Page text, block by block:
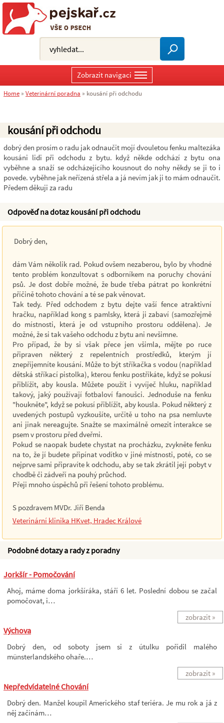
kousání při odchodu
dobrý den prosím o radu jak odnaučit mojí dvouletou fenku maltezáka
kousáni lidi při odchodu z bytu. když někde odchází z bytu ona
vyběhne a snaží se odcházejícího kousnout do nohy někdy se ji to i
povede. vyběhne jak neřízená střela a já nevím jak ji to mám odnaučit.
Předem děkuji za radu
Odpověď na dotaz kousání při odchodu
Dobrý den,
dám Vám několik rad. Pokud ovšem nezaberou, bylo by vhodné
tento problém konzultovat s odborníkem na poruchy chování
psů. Je dost dobře možné, že bude třeba pátrat po konkrétní
příčině tohoto chování a té se pak věnovat.
Tak tedy. Před odchodem z bytu dejte vaší fence atraktivní
hračku, například kong s pamlsky, která ji zabaví (samozřejmě
do místnosti, která je od vstupního prostoru oddělena). Je
možné, že si tak vašeho odchodu z bytu ani nevšimne.
Pro případ, že by si však přece jen všimla, mějte po ruce
připraven některý z repelentních prostředků, kterým jí
znepříjemníte kousání. Může to být stříkačka s vodou (například
dětská stříkací pistolka), kterou fenku postříkáte, když se pokusí
přiblížit, aby kousla. Můžete použít i vyvíječ hluku, například
takový, jaký používají fotbaloví fanoušci. Jednoduše na fenku
"houkněte", když se pokusí přiblížit, aby kousla. Pokud některý z
uvedených postupů vyzkoušíte, určitě u toho na psa nemluvte
ani jinak nereagujte. Snažte se maximálně omezit interakce se
psem v prostoru před dveřmi.
Pokud se naopak budete chystat na procházku, zvykněte fenku
na to, že jí budete připínat vodítko v jiné místnosti, poté, co se
nejprve sami připravíte k odchodu, aby se tak zkrátil její pobyt v
chodbě či zádveří na pouhý průchod.
Přeji mnoho úspěchů při řešení tohoto problému.
S pozdravem MVDr. Jiří Benda
Veterinární klinika HKvet, Hradec Králové
Podobné dotazy a rady z poradny
Jorkšír - Pomočování
Ahoj, máme doma jorkšíráka, stáří 6 let. Poslední dobou se začal
pomočovat, i…
zobrazit »
Výchova
Dobrý den, od soboty jsem si z útulku pořídil malého
münsterlandského ohaře.…
zobrazit »
Nepředvídatelné Chování
Dobrý den. Manžel koupil Amerického staf teriéra. Je mu rok a já z
něj začínám…
Zobrazit navigaci
Home » Veterinární poradna » kousání při odchodu